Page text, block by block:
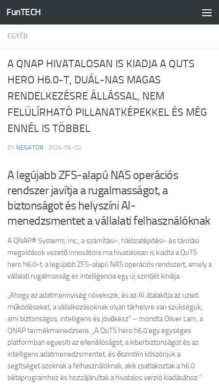
Skip to content
FunTECH
EGYÉB
A QNAP HIVATALOSAN IS KIADJA A QUTS
HERO H6.0-T, DUÁL-NAS MAGAS
RENDELKEZÉSRE ÁLLÁSSAL, NEM
FELÜLÍRHATÓ PILLANATKÉPEKKEL ÉS MÉG
ENNÉL IS TÖBBEL
BY NEGATOR · 2026-06-02
A legújabb ZFS-alapú NAS operációs
rendszer javítja a rugalmasságot, a
biztonságot és helyszíni AI-
menedzsmentet a vállalati felhasználóknak
A QNAP® Systems, Inc., a számítási-, hálózatépítési- és tárolási
megoldások vezető innovátora ma hivatalosan is kiadta a QuTS
hero h6.0-t, a legújabb ZFS-alapú NAS operációs rendszert, amely a
vállalati rugalmasság és intelligencia egy új szintjét kínálja.
„Ahogy az adatmennyiség növekszik, és az AI átalakítja az üzleti
működéseket, a vállalkozásoknak olyan tárhelyre van szükségük,
ami biztonságos, intelligens és jövőkész” – mondta Oliver Lam, a
QNAP termékmenedzsere. „A QuTS hero h6.0 egy egységes
platformban egyesíti az ellenállóságot, a kiberbiztonságot és az
intelligens adatmenedzsmentet, és őszintén köszönjük a
segítséget azoknak a felhasználóknak, akik csatlakoztak a h6.0
bétaprogramhoz és hozzájárultak a hivatalos verzió kiadásához.”